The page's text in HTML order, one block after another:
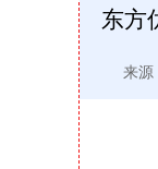
东方
来源